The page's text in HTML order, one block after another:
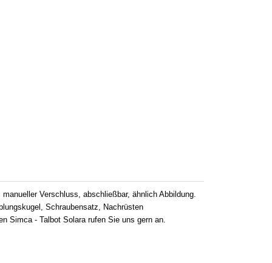
Verschluss, abschließbar, ähnlich Abbildung.
Schraubensatz, Nachrüsten
Simca - Talbot Solara rufen Sie uns gern an.